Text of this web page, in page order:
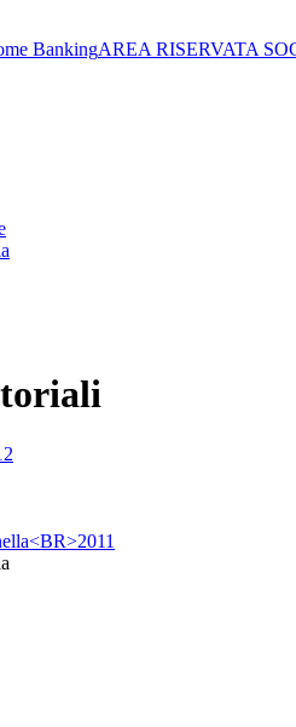
BankingAREA RISERVATA